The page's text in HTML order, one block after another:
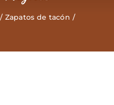
Zapatos de tacón